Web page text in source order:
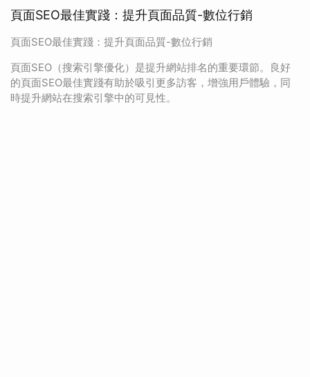
頁面SEO最佳實踐：提升頁面品質-數位行銷
頁面SEO最佳實踐：提升頁面品質-數位行銷
頁面SEO（搜索引擎優化）是提升網站排名的重要環節。良好
的頁面SEO最佳實踐有助於吸引更多訪客，增強用戶體驗，同
時提升網站在搜索引擎中的可見性。